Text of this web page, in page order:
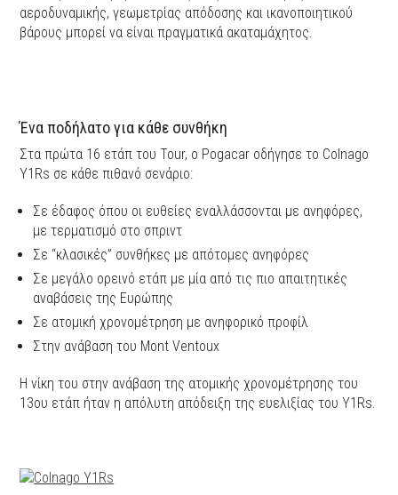
αεροδυναμικής, γεωμετρίας απόδοσης και ικανοποιητικού
βάρους μπορεί να είναι πραγματικά ακαταμάχητος.
Ένα ποδήλατο για κάθε συνθήκη
Στα πρώτα 16 ετάπ του Tour, ο Pogacar οδήγησε το Colnago
Y1Rs σε κάθε πιθανό σενάριο:
Σε έδαφος όπου οι ευθείες εναλλάσσονται με ανηφόρες,
με τερματισμό στο σπριντ
Σε “κλασικές” συνθήκες με απότομες ανηφόρες
Σε μεγάλο ορεινό ετάπ με μία από τις πιο απαιτητικές
αναβάσεις της Ευρώπης
Σε ατομική χρονομέτρηση με ανηφορικό προφίλ
Στην ανάβαση του Μont Ventoux
Η νίκη του στην ανάβαση της ατομικής χρονομέτρησης του
13ου ετάπ ήταν η απόλυτη απόδειξη της ευελιξίας του Y1Rs.